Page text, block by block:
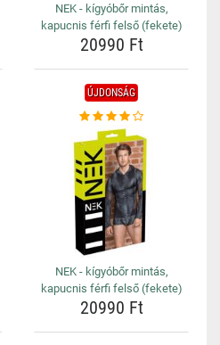
NEK - kígyóbőr mintás,
kapucnis férfi felső (fekete)
20990 Ft
ÚJDONSÁG
NEK - kígyóbőr mintás,
kapucnis férfi felső (fekete)
20990 Ft